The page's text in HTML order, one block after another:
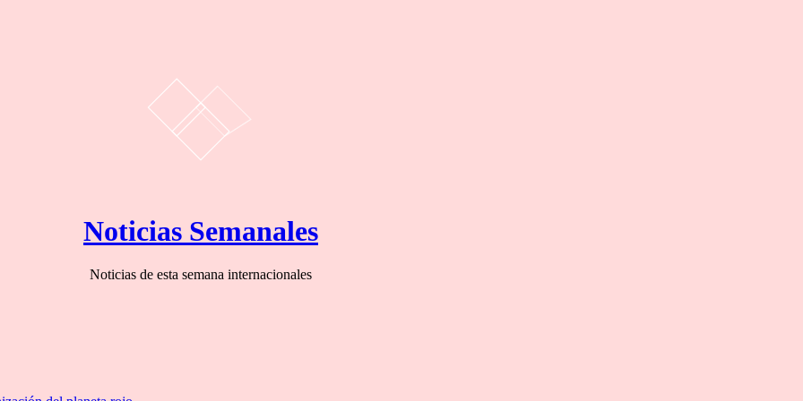
Noticias Semanales
Noticias de esta semana internacionales